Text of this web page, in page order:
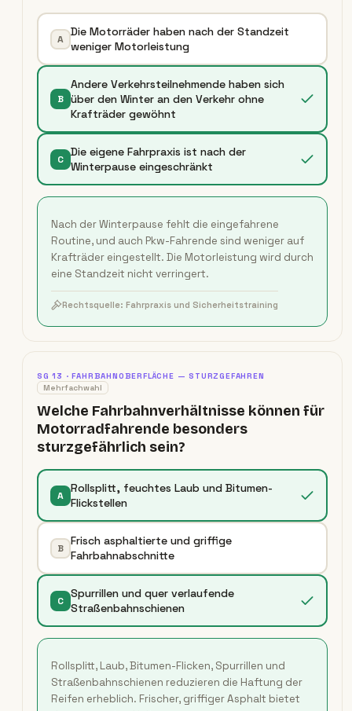
A
Die Motorräder haben nach der Standzeit
weniger Motorleistung
B
Andere Verkehrsteilnehmende haben sich
über den Winter an den Verkehr ohne
Krafträder gewöhnt
C
Die eigene Fahrpraxis ist nach der
Winterpause eingeschränkt
Nach der Winterpause fehlt die eingefahrene
Routine, und auch Pkw-Fahrende sind weniger auf
Krafträder eingestellt. Die Motorleistung wird durch
eine Standzeit nicht verringert.
Rechtsquelle: Fahrpraxis und Sicherheitstraining
SG13 ·FAHRBAHNOBERFLÄCHE — STURZGEFAHREN
Mehrfachwahl
Welche Fahrbahnverhältnisse können für
Motorradfahrende besonders
sturzgefährlich sein?
A
Rollsplitt, feuchtes Laub und Bitumen-
Flickstellen
B
Frisch asphaltierte und griffige
Fahrbahnabschnitte
C
Spurrillen und quer verlaufende
Straßenbahnschienen
Rollsplitt, Laub, Bitumen-Flicken, Spurrillen und
Straßenbahnschienen reduzieren die Haftung der
Reifen erheblich. Frischer, griffiger Asphalt bietet